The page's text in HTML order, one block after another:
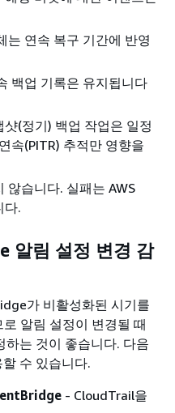
는 연속 복구 기간에 반영
백업 기록은 유지됩니다
(정기) 백업 작업은 일정
속(PITR) 추적만 영향을
않습니다. 실패는 AWS
다.
알림 설정 변경 감
가 비활성화된 시기를
알림 설정이 변경될 때
하는 것이 좋습니다. 다음
수 있습니다.
- CloudTrail을